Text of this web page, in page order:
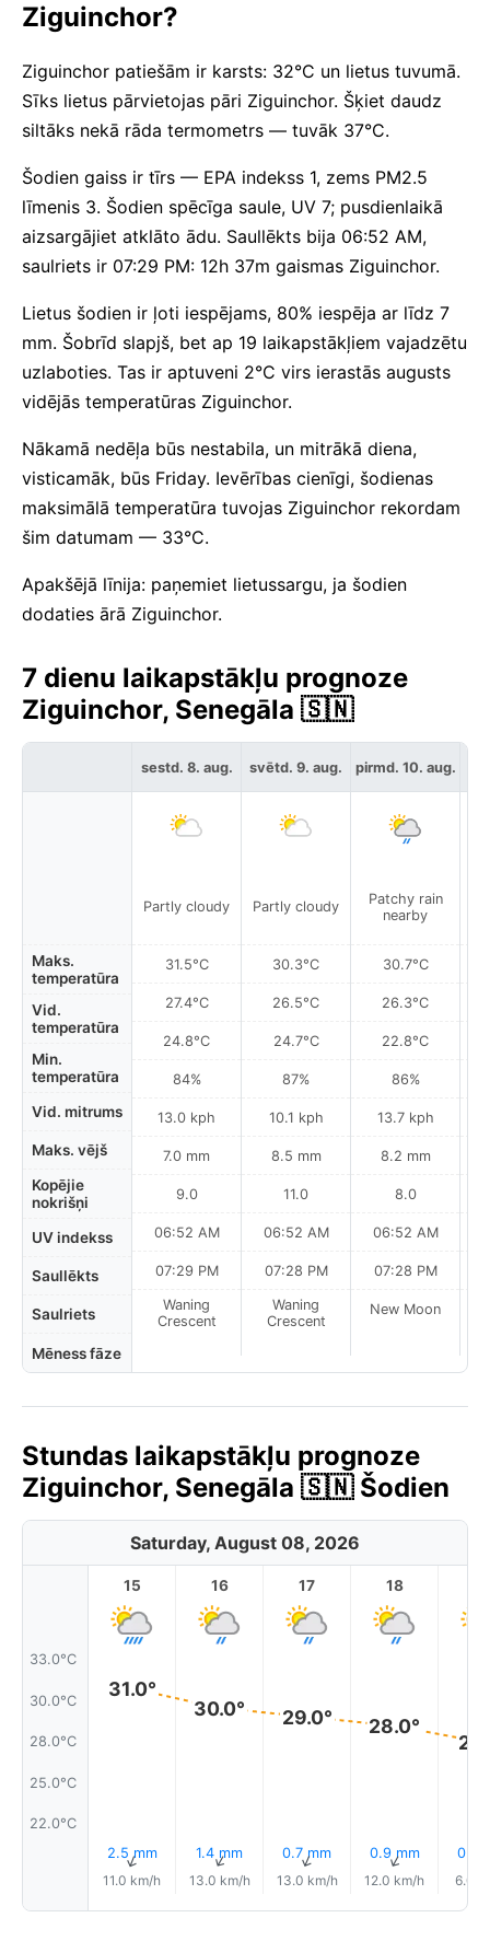
Ziguinchor?
Ziguinchor patiešām ir karsts: 32°C un lietus tuvumā.
Sīks lietus pārvietojas pāri Ziguinchor. Šķiet daudz
siltāks nekā rāda termometrs — tuvāk 37°C.
Šodien gaiss ir tīrs — EPA indekss 1, zems PM2.5
līmenis 3. Šodien spēcīga saule, UV 7; pusdienlaikā
aizsargājiet atklāto ādu. Saullēkts bija 06:52 AM,
saulriets ir 07:29 PM: 12h 37m gaismas Ziguinchor.
Lietus šodien ir ļoti iespējams, 80% iespēja ar līdz 7
mm. Šobrīd slapjš, bet ap 19 laikapstākļiem vajadzētu
uzlaboties. Tas ir aptuveni 2°C virs ierastās augusts
vidējās temperatūras Ziguinchor.
Nākamā nedēļa būs nestabila, un mitrākā diena,
visticamāk, būs Friday. Ievērības cienīgi, šodienas
maksimālā temperatūra tuvojas Ziguinchor rekordam
šim datumam — 33°C.
Apakšējā līnija: paņemiet lietussargu, ja šodien
dodaties ārā Ziguinchor.
7 dienu laikapstākļu prognoze
Ziguinchor, Senegāla 🇸🇳
Maks.
temperatūra
Vid.
temperatūra
Min.
temperatūra
Vid. mitrums
Maks. vējš
Kopējie
nokrišņi
UV indekss
Saullēkts
Saulriets
Mēness fāze
sestd. 8. aug.
Partly cloudy
31.5°C
27.4°C
24.8°C
84%
13.0 kph
7.0 mm
9.0
06:52 AM
07:29 PM
Waning
Crescent
svētd. 9. aug.
Partly cloudy
30.3°C
26.5°C
24.7°C
87%
10.1 kph
8.5 mm
11.0
06:52 AM
07:28 PM
Waning
Crescent
pirmd. 10. aug.
Patchy rain
nearby
30.7°C
26.3°C
22.8°C
86%
13.7 kph
8.2 mm
8.0
06:52 AM
07:28 PM
New Moon
Stundas laikapstākļu prognoze
Ziguinchor, Senegāla 🇸🇳 Šodien
Saturday, August 08, 2026
33.0°C
30.0°C
28.0°C
25.0°C
22.0°C
15
31.0°
2.5 mm
↑
11.0 km/h
16
30.0°
1.4 mm
↑
13.0 km/h
17
29.0°
0.7 mm
↑
13.0 km/h
18
28.0°
0.9 mm
↑
12.0 km/h
0.0
6.0